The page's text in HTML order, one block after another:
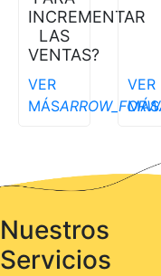
INCREMENTAR
LAS
VENTAS?
VER
MÁS
VER
MÁS
Nuestros
Servicios